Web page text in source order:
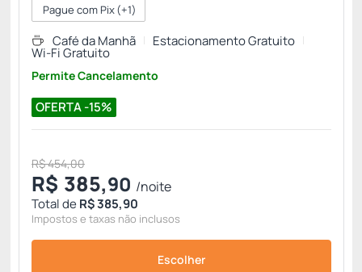
Pague com Pix(+1)
OFERTA -15%
Café da Manhã Estacionamento Gratuito
Wi-Fi Gratuito
Permite Cancelamento
R$ 454,00
R$ 385,90 /noite
Total deR$ 385,90
Impostos e taxas não inclusos
Escolher